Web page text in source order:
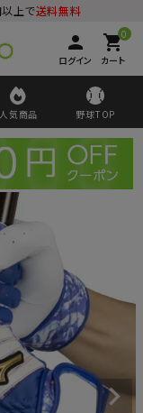
上で送料無料
person
ログイン
0
shopping_cart
カート
人気商品 野球TOP